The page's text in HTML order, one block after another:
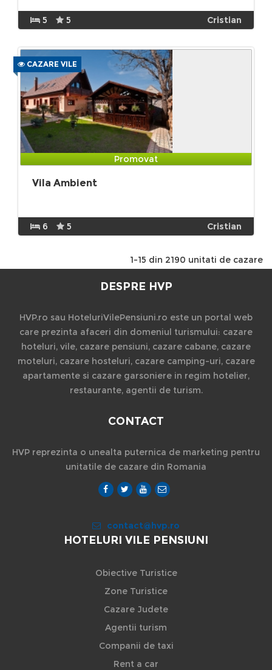
5 5 Cristian
CAZARE VILE
Promovat
Vila Ambient
6 5 Cristian
1-15 din 2190 unitati de cazare
DESPRE HVP
HVP.ro sau HoteluriVilePensiuni.ro este un portal web
care prezinta afaceri din domeniul turismului: cazare
hoteluri, vile, cazare pensiuni, cazare cabane, cazare
moteluri, cazare hosteluri, cazare camping-uri, cazare
apartamente si cazare garsoniere in regim hotelier,
restaurante, agentii de turism.
CONTACT
HVP reprezinta o unealta puternica de marketing pentru
unitatile de cazare din Romania
contact@hvp.ro
HOTELURI VILE PENSIUNI
Obiective Turistice
Zone Turistice
Cazare Judete
Agentii turism
Companii de taxi
Rent a car